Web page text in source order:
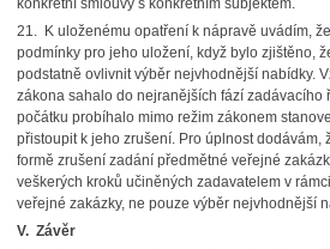
konkrétní smlouvy s konkrétním subjektem.
21. K uloženému opatření k nápravě uvádím,
podmínky pro jeho uložení, když bylo zjištěno,
podstatně ovlivnit výběr nejvhodnější nabídky.
zákona sahalo do nejranějších fází zadávacího
počátku probíhalo mimo režim zákonem
přistoupit k jeho zrušení. Pro úplnost dodávám,
formě zrušení zadání předmětné veřejné
veškerých kroků učiněných zadavatelem v
veřejné zakázky, ne pouze výběr nejvhodnější
V. Závěr